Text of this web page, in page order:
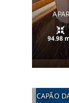
94.98
CAPÃO